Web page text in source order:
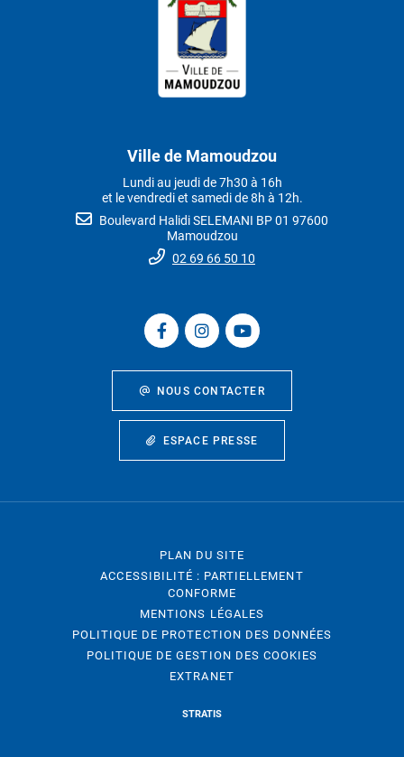
Ville de Mamoudzou
Lundi au jeudi de 7h30 à 16h
et le vendredi et samedi de 8h à 12h.
Boulevard Halidi SELEMANI BP 01 97600
Mamoudzou
02 69 66 50 10
NOUS CONTACTER
ESPACE PRESSE
PLAN DU SITE
ACCESSIBILITÉ : PARTIELLEMENT
CONFORME
MENTIONS LÉGALES
POLITIQUE DE PROTECTION DES DONNÉES
POLITIQUE DE GESTION DES COOKIES
EXTRANET
STRATIS